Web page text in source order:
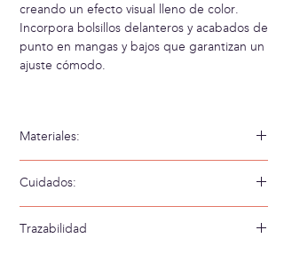
creando un efecto visual lleno de color.
Incorpora bolsillos delanteros y acabados de
punto en mangas y bajos que garantizan un
ajuste cómodo.
Materiales:
Cuidados:
Trazabilidad